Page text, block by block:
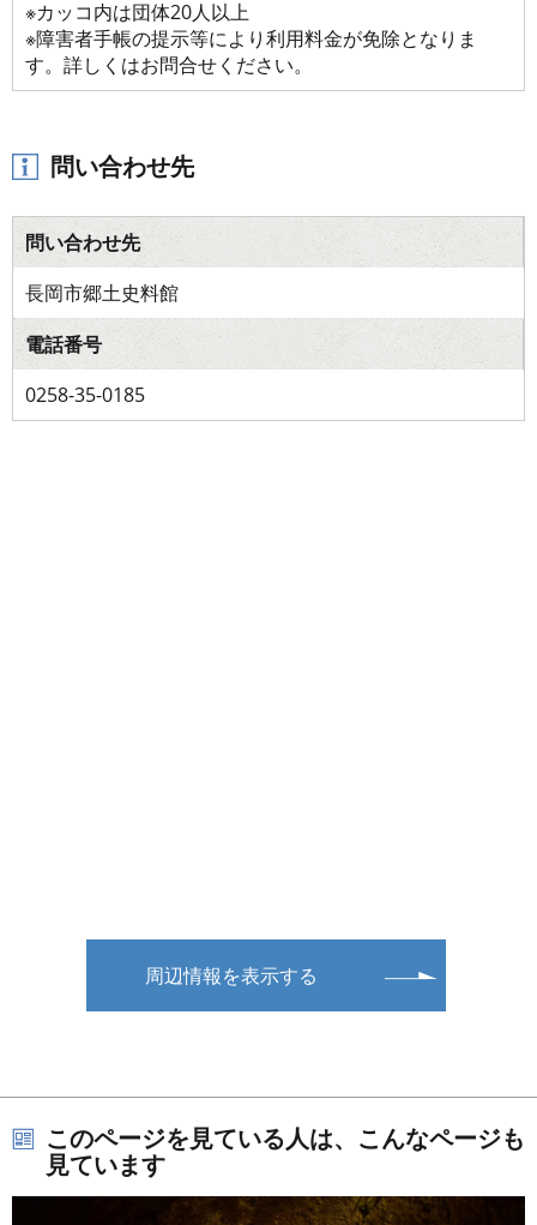
※カッコ内は団体20人以上
※障害者手帳の提示等により利用料金が免除となりま
す。詳しくはお問合せください。
問い合わせ先
問い合わせ先
長岡市郷土史料館
電話番号
0258-35-0185
周辺情報を表示する
このページを見ている人は、こんなページも
見ています